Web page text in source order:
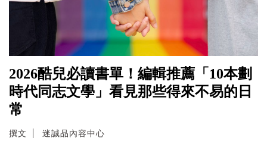
2026酷兒必讀書單！編輯推薦「10本劃
時代同志文學」看見那些得來不易的日
常
撰文 迷誠品內容中心